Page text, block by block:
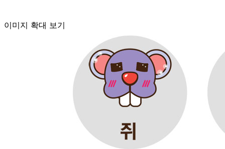
이미지 확대 보기